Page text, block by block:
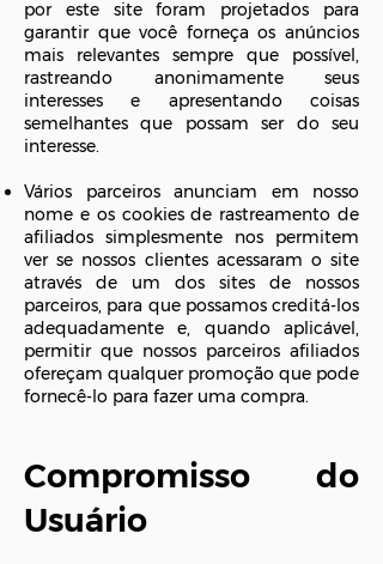
por este site foram projetados para
garantir que você forneça os anúncios
mais relevantes sempre que possível,
rastreando anonimamente seus
interesses e apresentando coisas
semelhantes que possam ser do seu
interesse.
Vários parceiros anunciam em nosso
nome e os cookies de rastreamento de
afiliados simplesmente nos permitem
ver se nossos clientes acessaram o site
através de um dos sites de nossos
parceiros, para que possamos creditá-los
adequadamente e, quando aplicável,
permitir que nossos parceiros afiliados
ofereçam qualquer promoção que pode
fornecê-lo para fazer uma compra.
Compromisso do
Usuário